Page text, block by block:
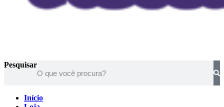
Pesquisar
Início